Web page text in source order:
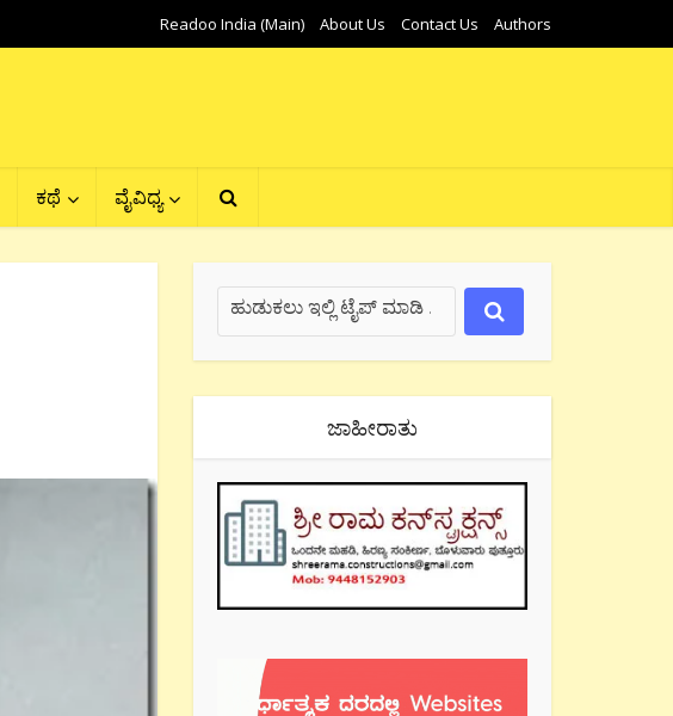
Readoo India (Main) About Us Contact Us Authors
ಕಥೆ ವೈವಿಧ್ಯ
ಜಾಹೀರಾತು